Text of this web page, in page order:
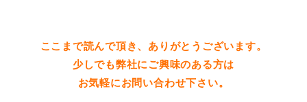
ここまで読んで頂き、ありがとうございます。
少しでも弊社にご興味のある方は
お気軽にお問い合わせ下さい。